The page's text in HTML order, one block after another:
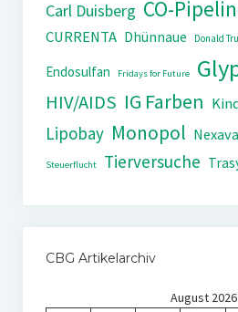
Carl Duisberg CO-
CURRENTA Dhünnaue Donald
Endosulfan
Fridays for Future
HIV/AIDS IG Farben
Lipobay Monopol
Steuerflucht Tierversuche
CBG Artikelarchiv
August 2026